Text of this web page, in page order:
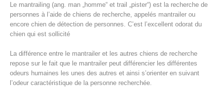
Procédure d'alarme
Le mantrailing (ang. man „homme“ et trail „pister“) est la recherche de
personnes à l’aide de chiens de recherche, appelés mantrailer ou
encore chien de détection de personnes. C’est l’excellent odorat du
chien qui est sollicité
La différence entre le mantrailer et les autres chiens de recherche
repose sur le fait que le mantrailer peut différencier les différentes
odeurs humaines les unes des autres et ainsi s’orienter en suivant
l’odeur caractéristique de la personne recherchée.